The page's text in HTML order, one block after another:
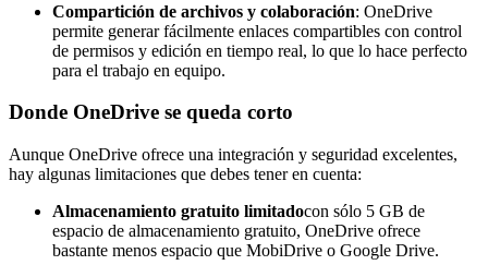
Compartición de archivos y colaboración: OneDrive
permite generar fácilmente enlaces compartibles con control
de permisos y edición en tiempo real, lo que lo hace perfecto
para el trabajo en equipo.
Donde OneDrive se queda corto
Aunque OneDrive ofrece una integración y seguridad excelentes,
hay algunas limitaciones que debes tener en cuenta:
Almacenamiento gratuito limitadocon sólo 5 GB de
espacio de almacenamiento gratuito, OneDrive ofrece
bastante menos espacio que MobiDrive o Google Drive.